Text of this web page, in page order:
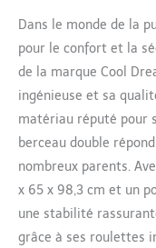
Dans le monde de la
pour le confort et la
de la marque Cool
ingénieuse et sa
matériau réputé pour
berceau double
nombreux parents.
x 65 x 98,3 cm et un
une stabilité
grâce à ses roulettes